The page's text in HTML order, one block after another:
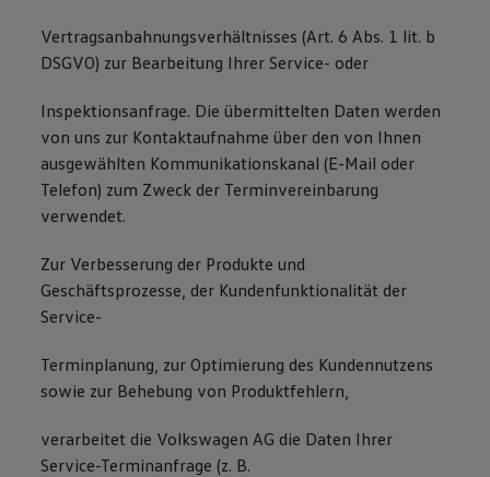
Vertragsanbahnungsverhältnisses (Art. 6 Abs. 1 lit. b
DSGVO) zur Bearbeitung Ihrer Service- oder
Inspektionsanfrage. Die übermittelten Daten werden
von uns zur Kontaktaufnahme über den von Ihnen
ausgewählten Kommunikationskanal (E-Mail oder
Telefon) zum Zweck der Terminvereinbarung
verwendet.
Zur Verbesserung der Produkte und
Geschäftsprozesse, der Kundenfunktionalität der
Service-
Terminplanung, zur Optimierung des Kundennutzens
sowie zur Behebung von Produktfehlern,
verarbeitet die Volkswagen AG die Daten Ihrer
Service-Terminanfrage (z. B.